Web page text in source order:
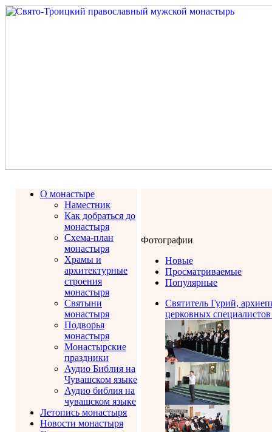
О монастыре
Наместник
Как добраться до
монастыря
Схема-план
монастыря
Храмы и
архитектурные
строения
монастыря
Святыни
монастыря
Подворья
монастыря
Монастырские
праздники
Аудио Библия на
Чувашском языке
Аудио библия на
чувашском языке
Летопись монастыря
Новости монастыря
Фотографии
Новые
Просматриваемые
Популярные
Святитель Гурий,
церковных